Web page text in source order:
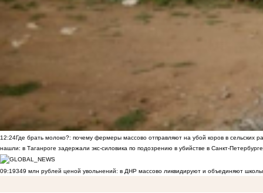
12:24Где брать молоко?: почему фермеры массово отправляют на убой коров в сельских
нашли: в Таганроге задержали экс-силовика по подозрению в убийстве в Санкт-Петербурге
09:19349 млн рублей ценой увольнений: в ДНР массово ликвидируют и объединяют